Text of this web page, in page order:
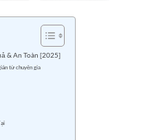
& An Toàn [2025]
từ chuyên gia